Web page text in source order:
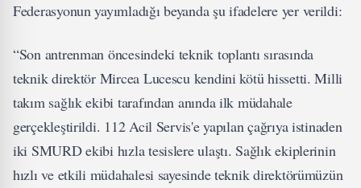
Federasyonun yayımladığı beyanda şu ifadelere yer verildi:
“Son antrenman öncesindeki teknik toplantı sırasında
teknik direktör Mircea Lucescu kendini kötü hissetti. Milli
takım sağlık ekibi tarafından anında ilk müdahale
gerçekleştirildi. 112 Acil Servis'e yapılan çağrıya istinaden
iki SMURD ekibi hızla tesislere ulaştı. Sağlık ekiplerinin
hızlı ve etkili müdahalesi sayesinde teknik direktörümüzün